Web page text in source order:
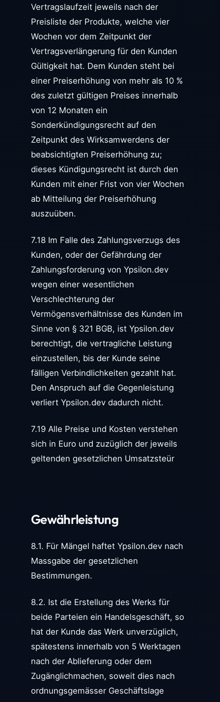
Vertragslaufzeit jeweils nach der
Preisliste der Produkte, welche vier
Wochen vor dem Zeitpunkt der
Vertragsverlängerung für den Kunden
Gültigkeit hat. Dem Kunden steht bei
einer Preiserhöhung von mehr als 10 %
des zuletzt gültigen Preises innerhalb
von 12 Monaten ein
Sonderkündigungsrecht auf den
Zeitpunkt des Wirksamwerdens der
beabsichtigten Preiserhöhung zu;
dieses Kündigungsrecht ist durch den
Kunden mit einer Frist von vier Wochen
ab Mitteilung der Preiserhöhung
auszuüben.
7.18 Im Falle des Zahlungsverzugs des
Kunden, oder der Gefährdung der
Zahlungsforderung von Ypsilon.dev
wegen einer wesentlichen
Verschlechterung der
Vermögensverhältnisse des Kunden im
Sinne von § 321 BGB, ist Ypsilon.dev
berechtigt, die vertragliche Leistung
einzustellen, bis der Kunde seine
fälligen Verbindlichkeiten gezahlt hat.
Den Anspruch auf die Gegenleistung
verliert Ypsilon.dev dadurch nicht.
7.19 Alle Preise und Kosten verstehen
sich in Euro und zuzüglich der jeweils
geltenden gesetzlichen Umsatzsteür
Gewährleistung
8.1. Für Mängel haftet Ypsilon.dev nach
Massgabe der gesetzlichen
Bestimmungen.
8.2. Ist die Erstellung des Werks für
beide Parteien ein Handelsgeschäft, so
hat der Kunde das Werk unverzüglich,
spätestens innerhalb von 5 Werktagen
nach der Ablieferung oder dem
Zugänglichmachen, soweit dies nach
ordnungsgemässer Geschäftslage